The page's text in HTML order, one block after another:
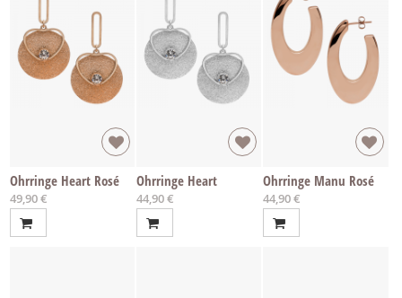
Ohrringe Heart Rosé
49,90 €
Ohrringe Heart
44,90 €
Ohrringe Manu Rosé
44,90 €